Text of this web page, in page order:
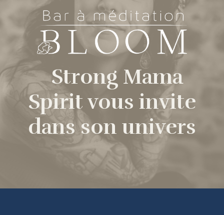
Strong Mama
Spirit vous invite
dans son univers